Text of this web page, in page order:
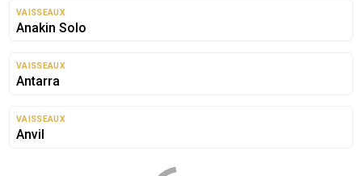
VAISSEAUX
Anakin Solo
VAISSEAUX
Antarra
VAISSEAUX
Anvil